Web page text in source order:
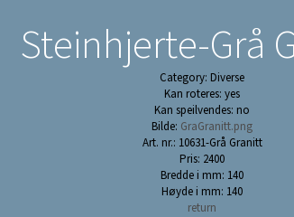
Steinhjerte-Grå
Category: Diverse
Kan roteres: yes
Kan speilvendes: no
Bilde: GraGranitt.png
Art. nr.: 10631-Grå Granitt
Pris: 2400
Bredde i mm: 140
Høyde i mm: 140
return